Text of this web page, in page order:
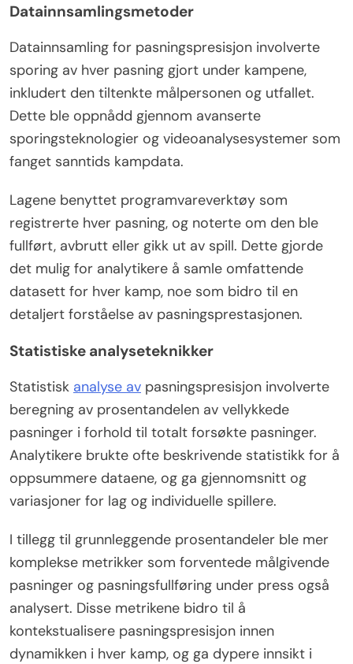
Datainnsamlingsmetoder
Datainnsamling for pasningspresisjon involverte
sporing av hver pasning gjort under kampene,
inkludert den tiltenkte målpersonen og utfallet.
Dette ble oppnådd gjennom avanserte
sporingsteknologier og videoanalysesystemer som
fanget sanntids kampdata.
Lagene benyttet programvareverktøy som
registrerte hver pasning, og noterte om den ble
fullført, avbrutt eller gikk ut av spill. Dette gjorde
det mulig for analytikere å samle omfattende
datasett for hver kamp, noe som bidro til en
detaljert forståelse av pasningsprestasjonen.
Statistiske analyseteknikker
Statistisk analyse av pasningspresisjon involverte
beregning av prosentandelen av vellykkede
pasninger i forhold til totalt forsøkte pasninger.
Analytikere brukte ofte beskrivende statistikk for å
oppsummere dataene, og ga gjennomsnitt og
variasjoner for lag og individuelle spillere.
I tillegg til grunnleggende prosentandeler ble mer
komplekse metrikker som forventede målgivende
pasninger og pasningsfullføring under press også
analysert. Disse metrikene bidro til å
kontekstualisere pasningspresisjon innen
dynamikken i hver kamp, og ga dypere innsikt i